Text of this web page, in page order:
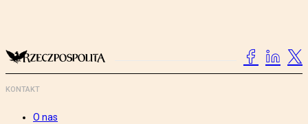
KONTAKT
O nas